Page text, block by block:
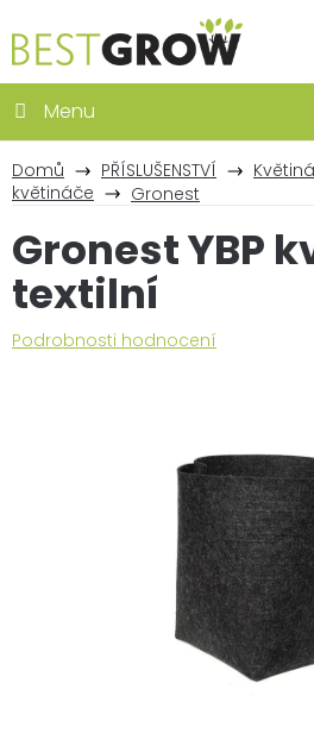
na
obsah
Domů PŘÍSLUŠENSTVÍ
květináče
Gronest
Gronest YBP
textilní
Průměrné
Podrobnosti hodnocení